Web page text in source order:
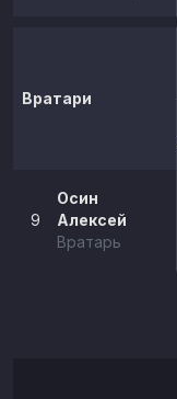
Вратари
9
Осин
Алексей
Вратарь